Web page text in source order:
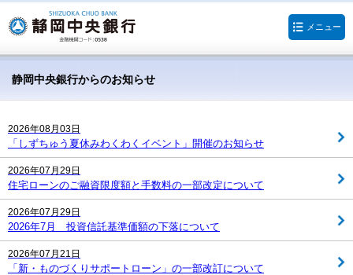
メニュー
静岡中央銀行からのお知らせ
2026年08月03日
「しずちゅう夏休みわくわくイベント」開催のお知らせ
2026年07月29日
住宅ローンのご融資限度額と手数料の一部改定について
2026年07月29日
2026年7月 投資信託基準価額の下落について
2026年07月21日
「新・ものづくりサポートローン」の一部改訂について